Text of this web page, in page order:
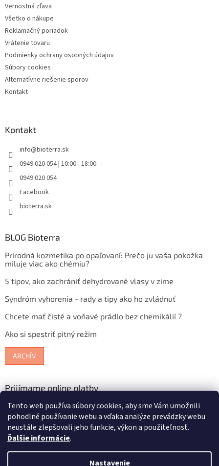
Tento web používa súbory cookies, aby sme Vám umožnili
pohodlné používanie webu a vďaka analýze prevádzky webu
neustále zlepšovali jeho funkcie, výkon a použiteľnosť.
Ďalšie informácie.
Nastavenie
i
Vernostná zľava
Všetko o nákupe
Reklamačný poriadok
Vrátenie tovaru
Podmienky ochrany osobných údajov
Súbory cookies
Alternatívne riešenie sporov
Kontakt
Kontakt
info@bioterra.sk
0949 020 054 | 10:00 - 18:00
0949 020 054
Facebook
bioterra.sk
BLOG Bioterra
Prírodná kozmetika po opaľovaní: Prečo ju vaša pokožka
miluje viac ako chémiu?
5 tipov, ako zachrániť dehydrované vlasy v zime
Syndróm vyhorenia - rady a tipy ako ho zvládnuť
Chcete mať čisté a voňavé prádlo bez chemikálií ?
Ako si spestriť pitný režim
ARCHÍV
Prijímame online platby